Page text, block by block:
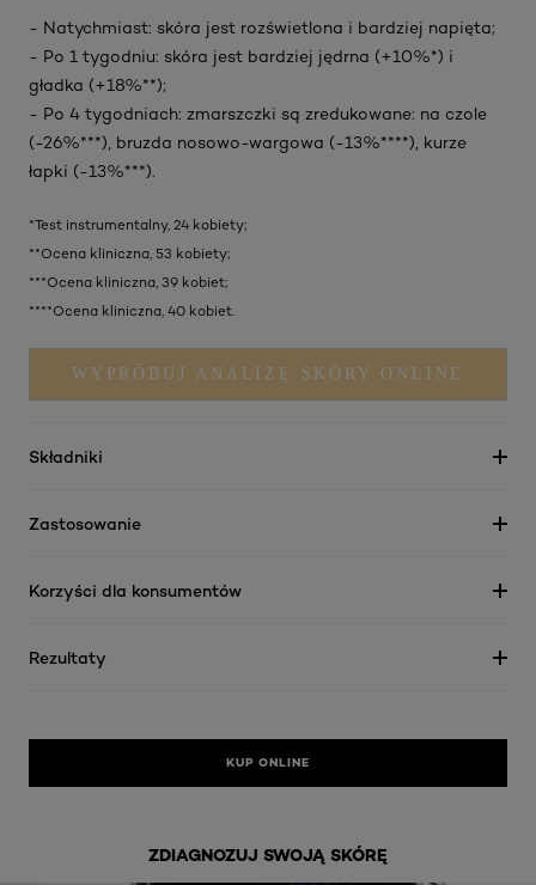
- Natychmiast: skóra jest rozświetlona i bardziej napięta;
- Po 1 tygodniu: skóra jest bardziej jędrna (+10%*) i
gładka (+18%**);
- Po 4 tygodniach: zmarszczki są zredukowane: na czole
(-26%***), bruzda nosowo-wargowa (-13%****), kurze
łapki (-13%***).
*Test instrumentalny, 24 kobiety;
**Ocena kliniczna, 53 kobiety;
***Ocena kliniczna, 39 kobiet;
****Ocena kliniczna, 40 kobiet.
WYPRÓBUJ ANALIZĘ SKÓRY ONLINE
Składniki
Zastosowanie
Korzyści dla konsumentów
Rezultaty
KUP ONLINE
ZDIAGNOZUJ SWOJĄ SKÓRĘ